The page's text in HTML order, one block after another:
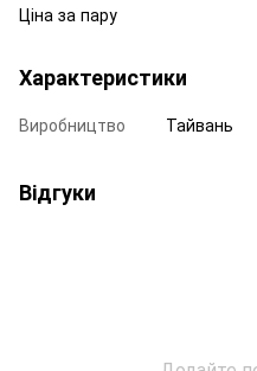
Ціна за пару
Характеристики
Виробництво Тайвань
Відгуки